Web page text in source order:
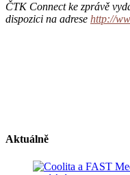
ČTK Connect ke zprávě
dispozici na adrese http://
Aktuálně